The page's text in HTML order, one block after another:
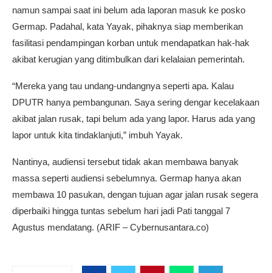
namun sampai saat ini belum ada laporan masuk ke posko
Germap. Padahal, kata Yayak, pihaknya siap memberikan
fasilitasi pendampingan korban untuk mendapatkan hak-hak
akibat kerugian yang ditimbulkan dari kelalaian pemerintah.
“Mereka yang tau undang-undangnya seperti apa. Kalau
DPUTR hanya pembangunan. Saya sering dengar kecelakaan
akibat jalan rusak, tapi belum ada yang lapor. Harus ada yang
lapor untuk kita tindaklanjuti,” imbuh Yayak.
Nantinya, audiensi tersebut tidak akan membawa banyak
massa seperti audiensi sebelumnya. Germap hanya akan
membawa 10 pasukan, dengan tujuan agar jalan rusak segera
diperbaiki hingga tuntas sebelum hari jadi Pati tanggal 7
Agustus mendatang. (ARIF – Cybernusantara.co)